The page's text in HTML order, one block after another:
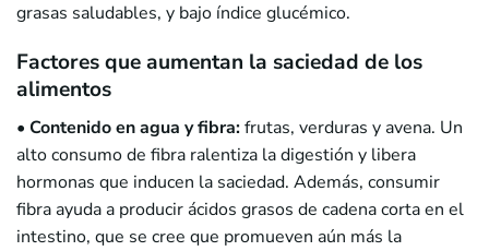
grasas saludables, y bajo índice glucémico.
Factores que aumentan la saciedad de los
alimentos
• Contenido en agua y fibra:frutas, verduras y avena. Un
alto consumo de fibra ralentiza la digestión y libera
hormonas que inducen la saciedad. Además, consumir
fibra ayuda a producir ácidos grasos de cadena corta en el
intestino, que se cree que promueven aún más la